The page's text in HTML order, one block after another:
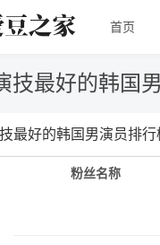
首页
技最好的韩国
最好的韩国男演员排
粉丝名称